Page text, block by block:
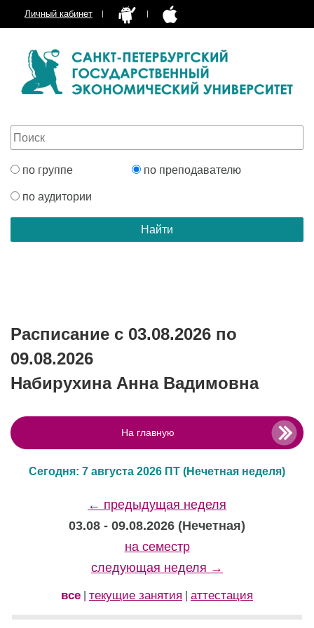
Личный кабинет
по группе по преподавателю
по аудитории
Расписание с 03.08.2026 по
09.08.2026
Набирухина Анна Вадимовна
На главную
Сегодня: 7 августа 2026 ПТ (Нечетная неделя)
← предыдущая неделя
03.08 - 09.08.2026 (Нечетная)
на семестр
следующая неделя →
все текущие занятия аттестация